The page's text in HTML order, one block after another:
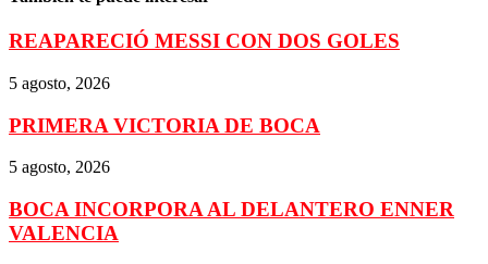
REAPARECIÓ MESSI CON DOS GOLES
5 agosto, 2026
PRIMERA VICTORIA DE BOCA
5 agosto, 2026
BOCA INCORPORA AL DELANTERO ENNER
VALENCIA